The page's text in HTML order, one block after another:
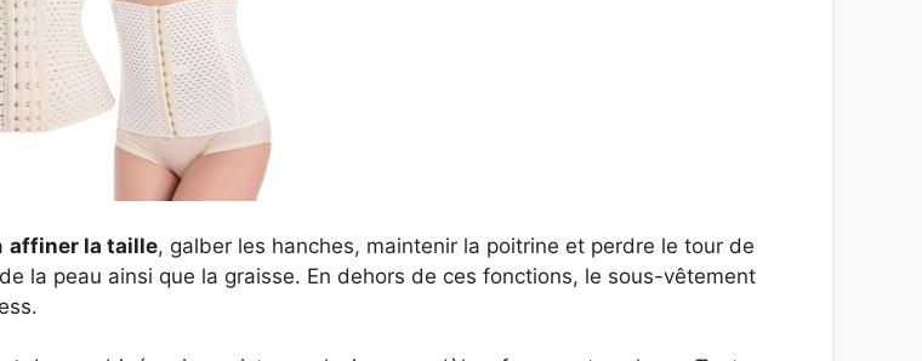
affiner la taille, galber les hanches, maintenir la poitrine et perdre le tour de
la peau ainsi que la graisse. En dehors de ces fonctions, le sous-vêtement